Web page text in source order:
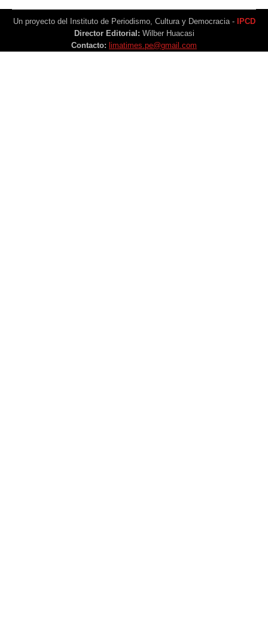
Un proyecto del Instituto de Periodismo, Cultura y Democracia - IPCD
Director Editorial: Wilber Huacasi
Contacto: limatimes.pe@gmail.com